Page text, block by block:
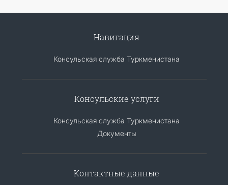
Навигация
Консульская служба Туркменистана
Консульские услуги
Консульская служба Туркменистана
Документы
Контактные данные